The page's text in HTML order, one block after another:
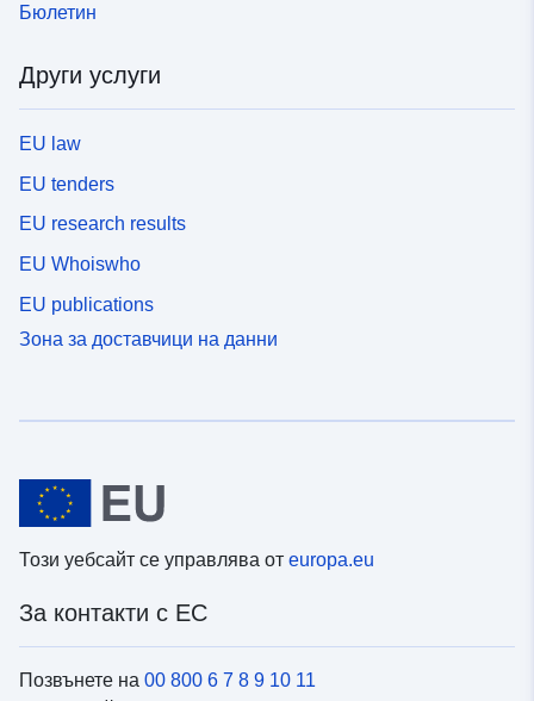
Бюлетин
Други услуги
EU law
EU tenders
EU research results
EU Whoiswho
EU publications
Зона за доставчици на данни
Този уебсайт се управлява от europa.eu
За контакти с ЕС
Позвънете на 00 800 6 7 8 9 10 11